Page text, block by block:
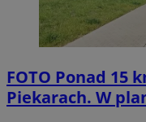
FOTO Ponad 15
Piekarach. W